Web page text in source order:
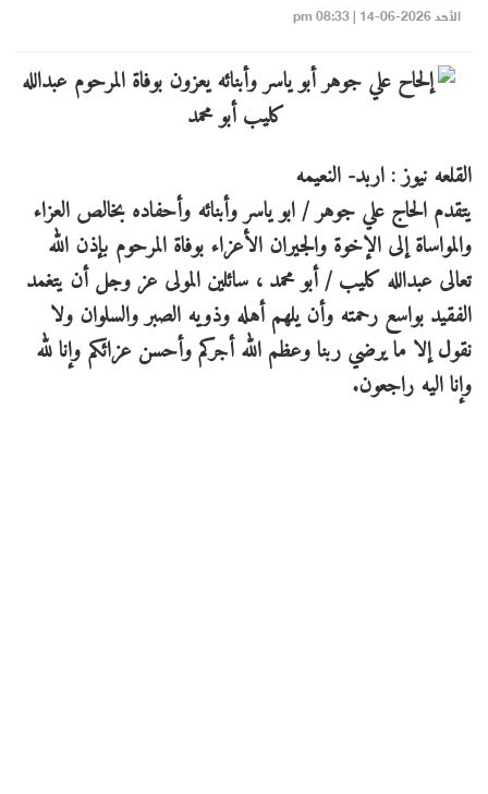
الأحد 2026-06-14 | 08:33 pm
القلعه نيوز : اربد- النعيمه
يتقدم الحاج علي جوهر / ابو ياسر وأبنائه وأحفاده بخالص العزاء
والمواساة إلى الإخوة والجيران الأعزاء بوفاة المرحوم بإذن الله
تعالى عبدالله كليب / أبو محمد ، سائلين المولى عز وجل أن يتغمد
الفقيد بواسع رحمته وأن يلهم أهله وذويه الصبر والسلوان ولا
نقول إلا ما يرضي ربنا وعظم الله أجركم وأحسن عزائكم وإنا لله
وإنا اليه راجعون.